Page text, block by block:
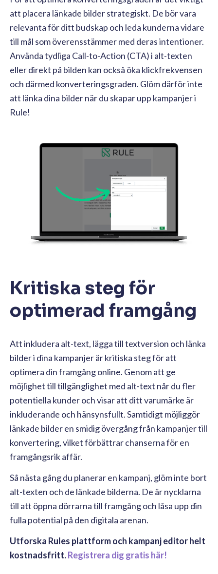
att placera länkade bilder strategiskt. De bör vara
relevanta för ditt budskap och leda kunderna vidare
till mål som överensstämmer med deras intentioner.
Använda tydliga Call-to-Action (CTA) i alt-texten
eller direkt på bilden kan också öka klickfrekvensen
och därmed konverteringsgraden. Glöm därför inte
att länka dina bilder när du skapar upp kampanjer i
Rule!
Kritiska steg för
optimerad framgång
Att inkludera alt-text, lägga till textversion och länka
bilder i dina kampanjer är kritiska steg för att
optimera din framgång online. Genom att ge
möjlighet till tillgänglighet med alt-text når du fler
potentiella kunder och visar att ditt varumärke är
inkluderande och hänsynsfullt. Samtidigt möjliggör
länkade bilder en smidig övergång från kampanjer till
konvertering, vilket förbättrar chanserna för en
framgångsrik affär.
Så nästa gång du planerar en kampanj, glöm inte bort
alt-texten och de länkade bilderna. De är nycklarna
till att öppna dörrarna till framgång och låsa upp din
fulla potential på den digitala arenan.
Utforska Rules plattform och kampanj editor helt
kostnadsfritt.Registrera dig gratis här!